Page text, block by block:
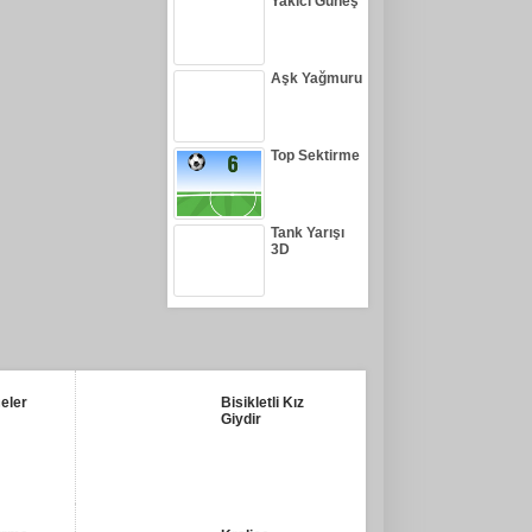
Aşk Yağmuru
Top Sektirme
Tank Yarışı
3D
Bisikletli Kız
Giydir